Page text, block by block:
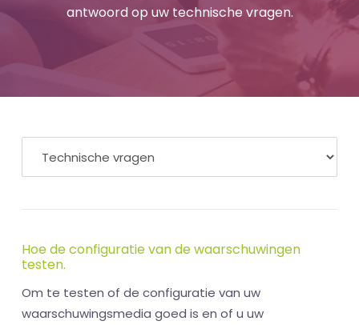
antwoord op uw technische vragen.
Hoe de configuratie van de waarschuwingen
testen.
Om te testen of de configuratie van uw
waarschuwingsmedia goed is en of u uw